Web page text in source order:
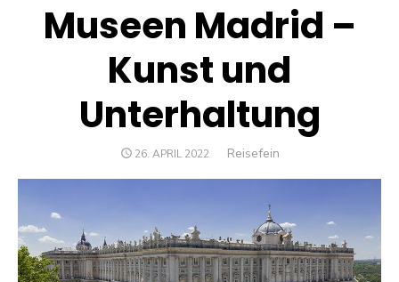
Museen Madrid –
Kunst und
Unterhaltung
POSTED
26. APRIL 2022 Author
Reisefein